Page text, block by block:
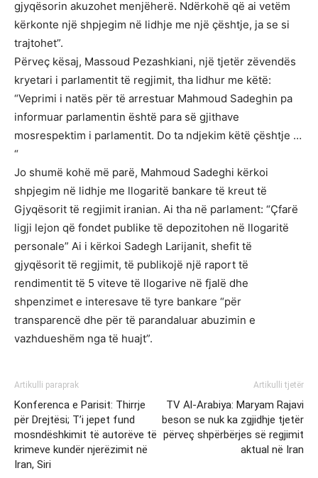
gjyqësorin akuzohet menjëherë. Ndërkohë që ai vetëm
kërkonte një shpjegim në lidhje me një çështje, ja se si
trajtohet”.
Përveç kësaj, Massoud Pezashkiani, një tjetër zëvendës
kryetari i parlamentit të regjimit, tha lidhur me këtë:
“Veprimi i natës për të arrestuar Mahmoud Sadeghin pa
informuar parlamentin është para së gjithave
mosrespektim i parlamentit. Do ta ndjekim këtë çështje …
“
Jo shumë kohë më parë, Mahmoud Sadeghi kërkoi
shpjegim në lidhje me llogaritë bankare të kreut të
Gjyqësorit të regjimit iranian. Ai tha në parlament: “Çfarë
ligji lejon që fondet publike të depozitohen në llogaritë
personale” Ai i kërkoi Sadegh Larijanit, shefit të
gjyqësorit të regjimit, të publikojë një raport të
rendimentit të 5 viteve të llogarive në fjalë dhe
shpenzimet e interesave të tyre bankare “për
transparencë dhe për të parandaluar abuzimin e
vazhdueshëm nga të huajt”.
Artikulli paraprak
Konferenca e Parisit: Thirrje
për Drejtësi; T’i jepet fund
mosndëshkimit të autorëve të
krimeve kundër njerëzimit në
Iran, Siri
Artikulli tjetër
TV Al-Arabiya: Maryam Rajavi
beson se nuk ka zgjidhje tjetër
përveç shpërbërjes së regjimit
aktual në Iran